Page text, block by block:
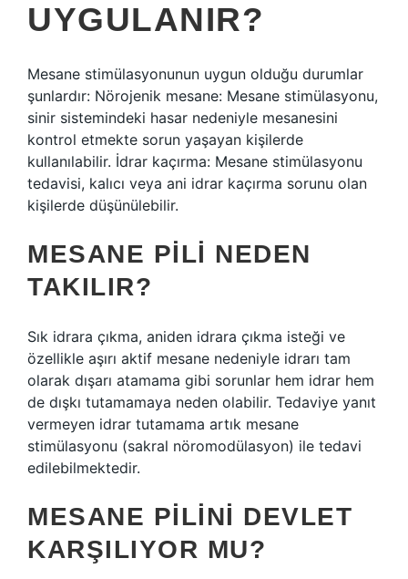
UYGULANIR?
Mesane stimülasyonunun uygun olduğu durumlar
şunlardır: Nörojenik mesane: Mesane stimülasyonu,
sinir sistemindeki hasar nedeniyle mesanesini
kontrol etmekte sorun yaşayan kişilerde
kullanılabilir. İdrar kaçırma: Mesane stimülasyonu
tedavisi, kalıcı veya ani idrar kaçırma sorunu olan
kişilerde düşünülebilir.
MESANE PILI NEDEN
TAKILIR?
Sık idrara çıkma, aniden idrara çıkma isteği ve
özellikle aşırı aktif mesane nedeniyle idrarı tam
olarak dışarı atamama gibi sorunlar hem idrar hem
de dışkı tutamamaya neden olabilir. Tedaviye yanıt
vermeyen idrar tutamama artık mesane
stimülasyonu (sakral nöromodülasyon) ile tedavi
edilebilmektedir.
MESANE PILINI DEVLET
KARŞILIYOR MU?